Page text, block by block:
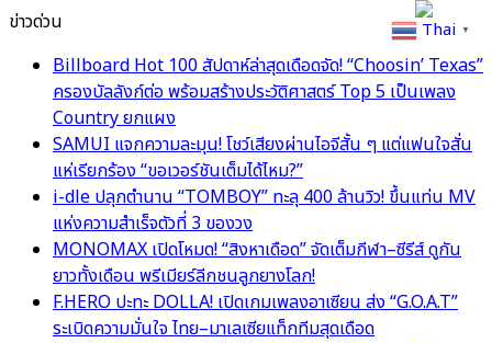
ข่าวด่วน
Billboard Hot 100 สัปดาห์ล่าสุดเดือดจัด! “Choosin’ Texas”
ครองบัลลังก์ต่อ พร้อมสร้างประวัติศาสตร์ Top 5 เป็นเพลง
Country ยกแผง
SAMUI แจกความละมุน! โชว์เสียงผ่านไอจีสั้น ๆ แต่แฟนใจสั่น
แห่เรียกร้อง “ขอเวอร์ชันเต็มได้ไหม?”
i-dle ปลุกตำนาน “TOMBOY” ทะลุ 400 ล้านวิว! ขึ้นแท่น MV
แห่งความสำเร็จตัวที่ 3 ของวง
MONOMAX เปิดโหมด! “สิงหาเดือด” จัดเต็มกีฬา–ซีรีส์ ดูกัน
ยาวทั้งเดือน พรีเมียร์ลีกชนลูกยางโลก!
F.HERO ปะทะ DOLLA! เปิดเกมเพลงอาเซียน ส่ง “G.O.A.T”
ระเบิดความมั่นใจ ไทย–มาเลเซียแท็กทีมสุดเดือด
Thai ▼